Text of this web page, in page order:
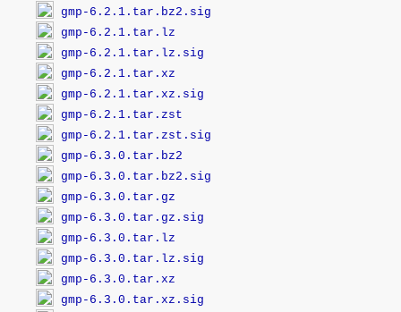
gmp-6.2.1.tar.bz2.sig
gmp-6.2.1.tar.lz
gmp-6.2.1.tar.lz.sig
gmp-6.2.1.tar.xz
gmp-6.2.1.tar.xz.sig
gmp-6.2.1.tar.zst
gmp-6.2.1.tar.zst.sig
gmp-6.3.0.tar.bz2
gmp-6.3.0.tar.bz2.sig
gmp-6.3.0.tar.gz
gmp-6.3.0.tar.gz.sig
gmp-6.3.0.tar.lz
gmp-6.3.0.tar.lz.sig
gmp-6.3.0.tar.xz
gmp-6.3.0.tar.xz.sig